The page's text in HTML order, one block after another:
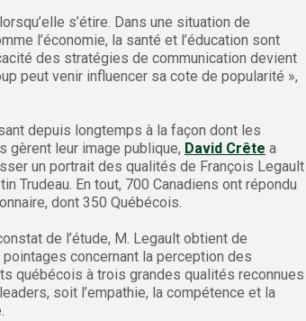
s’étire. Dans une situation de
l’économie, la santé et l’éducation sont
des stratégies de communication devient
peut venir influencer sa cote de popularité »,
depuis longtemps à la façon dont les
gèrent leur image publique, David Crête a
un portrait des qualités de François Legault
Trudeau. En tout, 700 Canadiens ont répondu
dont 350 Québécois.
de l’étude, M. Legault obtient de
concernant la perception des
québécois à trois grandes qualités reconnues
soit l’empathie, la compétence et la